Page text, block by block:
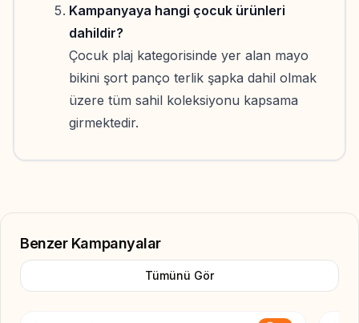
Kampanyaya hangi çocuk ürünleri
dahildir?
Çocuk plaj kategorisinde yer alan mayo
bikini şort panço terlik şapka dahil olmak
üzere tüm sahil koleksiyonu kapsama
girmektedir.
Benzer Kampanyalar
Tümünü Gör
Add to